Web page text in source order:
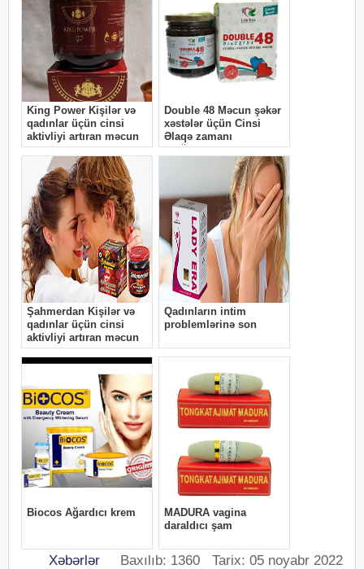
Xəbərlər Baxılıb: 1360 Tarix: 05 noyabr 2022